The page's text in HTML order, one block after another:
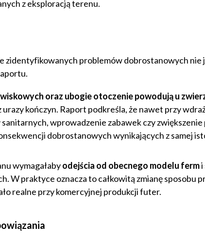
z eksploracją terenu.
zidentyfikowanych problemów dobrostanowych nie
oraz ubogie otoczenie powodują u
urazy kończyn. Raport podkreśla, że nawet przy
wprowadzenie zabawek czy
dobrostanowych wynikających z samej
wymagałabyodejścia od obecnego modelu fermi
W praktyce oznacza to całkowitą zmianę sposobu
realne przy komercyjnej produkcji futer.